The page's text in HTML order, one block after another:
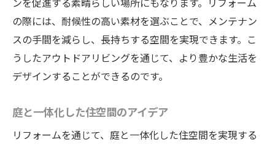
の際には、耐候性の高い素材を選ぶことで、メンテナン
スの手間を減らし、長持ちする空間を実現できます。こ
うしたアウトドアリビングを通じて、より豊かな生活を
デザインすることができるのです。
庭と一体化した住空間のアイデア
リフォームを通じて、庭と一体化した住空間を実現する